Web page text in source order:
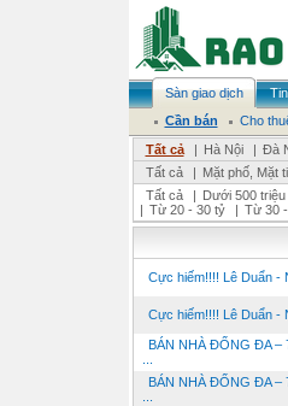
Sàn giao dịch
Cần bán
Cho
Tất cả
| Hà Nội | Đà
Tất cả
| Mặt phố, Mặt
Tất cả
| Dưới 500 triệu
| Từ 20 - 30 tỷ | Từ 30
Cực hiếm!!!! Lê Duẩn -
Cực hiếm!!!! Lê Duẩn -
BÁN NHÀ ĐỐNG ĐA –
BÁN NHÀ ĐỐNG ĐA –